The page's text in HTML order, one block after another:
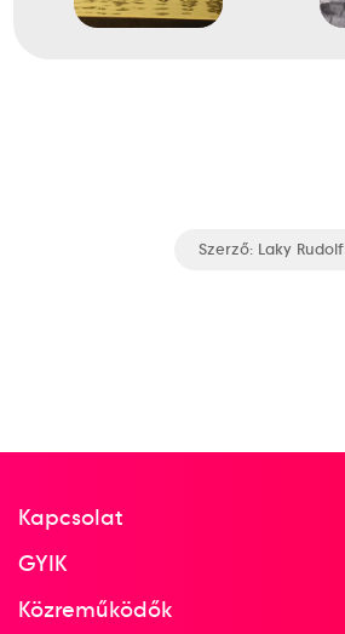
Szerző: Laky Rudolf
Kapcsolat
GYIK
Közreműködők